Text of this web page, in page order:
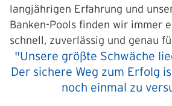
langjährigen Erfahrung und
Banken-Pools finden wir immer
schnell, zuverlässig und genau
"Unsere größte Schwäche
Der sichere Weg zum Erfolg
noch einmal zu